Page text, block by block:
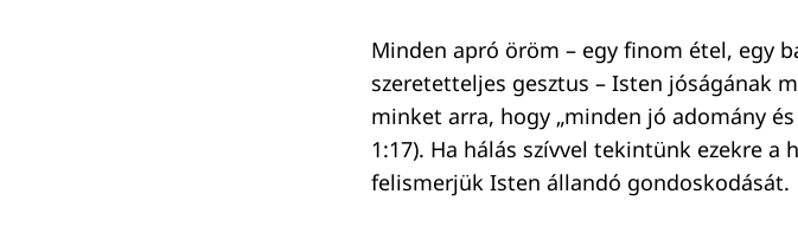
Minden apró öröm – egy finom étel, egy
szeretetteljes gesztus – Isten jóságának
minket arra, hogy „minden jó adomány
1:17). Ha hálás szívvel tekintünk ezekre
felismerjük Isten állandó gondoskodását.